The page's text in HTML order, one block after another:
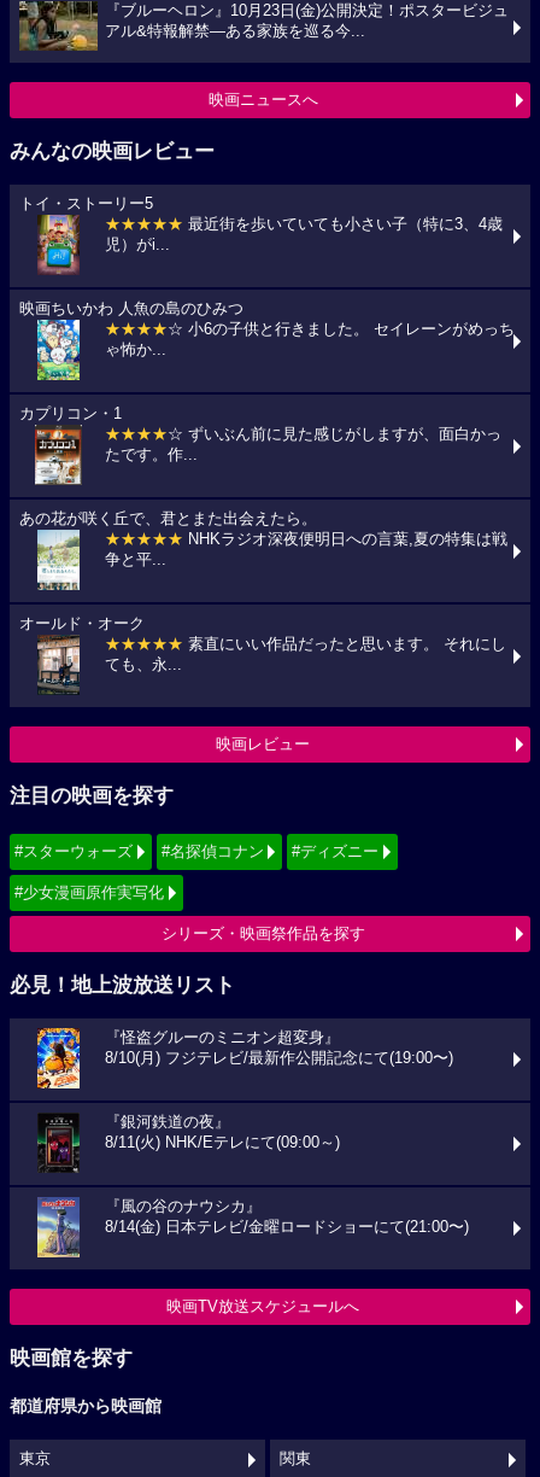
『ブルーヘロン』10月23日(金)公開決定！ポスタービジュ
アル&特報解禁―ある家族を巡る今...
映画ニュースへ
みんなの映画レビュー
トイ・ストーリー5
★★★★★ 最近街を歩いていても小さい子（特に3、4歳
児）がi...
映画ちいかわ 人魚の島のひみつ
★★★★☆ 小6の子供と行きました。 セイレーンがめっち
ゃ怖か...
カプリコン・1
★★★★☆ ずいぶん前に見た感じがしますが、面白かっ
たです。作...
あの花が咲く丘で、君とまた出会えたら。
★★★★★ NHKラジオ深夜便明日への言葉,夏の特集は戦
争と平...
オールド・オーク
★★★★★ 素直にいい作品だったと思います。 それにし
ても、永...
映画レビュー
注目の映画を探す
#スターウォーズ #名探偵コナン #ディズニー
#少女漫画原作実写化
シリーズ・映画祭作品を探す
必見！地上波放送リスト
『怪盗グルーのミニオン超変身』
8/10(月) フジテレビ/最新作公開記念にて(19:00〜)
『銀河鉄道の夜』
8/11(火) NHK/Eテレにて(09:00～)
『風の谷のナウシカ』
8/14(金) 日本テレビ/金曜ロードショーにて(21:00〜)
映画TV放送スケジュールへ
映画館を探す
都道府県から映画館
東京 関東